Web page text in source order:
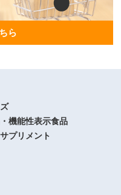
ら
機能性表示食品
プリメント